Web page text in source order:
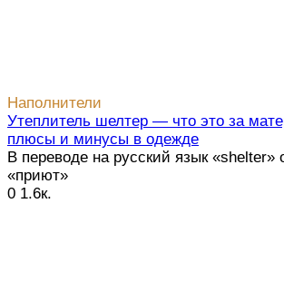
Наполнители
Утеплитель шелтер — что это за
плюсы и минусы в одежде
В переводе на русский язык «shelter»
«приют»
0 1.6к.